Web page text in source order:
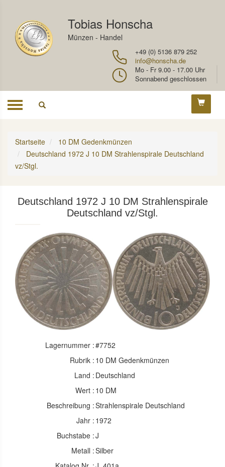
Tobias Honscha
Münzen - Handel
+49 (0) 5136 879 252
info@honscha.de
Mo - Fr 9.00 - 17.00 Uhr
Sonnabend geschlossen
Toggle
Startseite
10 DM Gedenkmünzen
Deutschland 1972 J 10 DM Strahlenspirale Deutschland
vz/Stgl.
Deutschland 1972 J 10 DM Strahlenspirale
Deutschland vz/Stgl.
Lagernummer :#7752
Rubrik : 10 DM Gedenkmünzen
Land : Deutschland
Wert : 10 DM
Beschreibung :Strahlenspirale Deutschland
Jahr : 1972
Buchstabe :J
Metall :Silber